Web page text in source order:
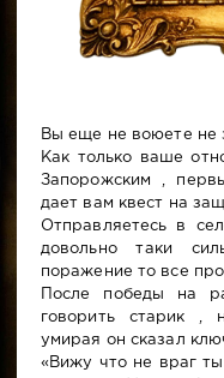
Вы еще не воюете не
Как только ваше
Запорожским ,
дает вам квест на
Отправляетесь в
довольно таки
поражение то все
После победы на
говорить старик ,
умирая он сказал
«Вижу что не враг